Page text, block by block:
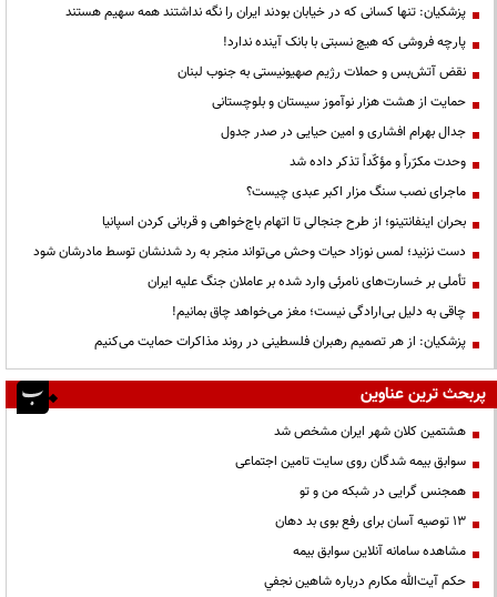
پزشکیان: تنها کسانی که در خیابان بودند ایران را نگه نداشتند همه سهیم هستند
پارچه فروشی که هیچ نسبتی با بانک آینده ندارد!
نقض آتش‌بس و حملات رژیم صهیونیستی به جنوب لبنان
حمایت از هشت هزار نوآموز سیستان و بلوچستانی
جدال بهرام افشاری و امین حیایی در صدر جدول
وحدت مکرّراً و مؤکّداً تذکر داده شد
ماجرای نصب سنگ مزار اکبر عبدی چیست؟
بحران اینفانتینو؛ از طرح جنجالی تا اتهام باج‌خواهی و قربانی کردن اسپانیا
دست نزنید؛ لمس نوزاد حیات وحش می‌تواند منجر به رد شدنشان توسط مادرشان شود
تأملی بر خسارت‌های نامرئی وارد شده بر عاملان جنگ علیه ایران
چاقی به دلیل بی‌ارادگی نیست؛ مغز می‌خواهد چاق بمانیم!
پزشکیان: از هر تصمیم رهبران فلسطینی در روند مذاکرات حمایت می‌کنیم
پربحث ترین عناوین
هشتمین کلان شهر ایران مشخص شد
سوابق بیمه شدگان روی سایت تامین اجتماعی
همجنس گرایی در شبکه من و تو
13 توصیه آسان برای رفع بوی بد دهان
مشاهده سامانه آنلاين سوابق بیمه
حكم آيت‌الله مكارم درباره شاهين نجفي